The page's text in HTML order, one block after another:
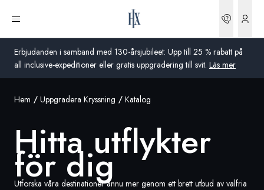
Erbjudanden i samband med 130-årsjubileet: Upp till 25 % rabatt på
all inclusive-expeditioner eller gratis uppgradering till svit. Läs mer
Öppna meny
Storbritannien
USA
Global
Hem Uppgradera Kryssning Katalog
Hitta utflykter
för dig
Utforska våra destinationer ännu mer genom ett brett utbud av valfria